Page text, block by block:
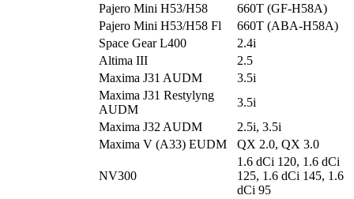
Pajero Mini H53/H58
660T (GF-H58A)
Pajero Mini H53/H58 Fl
660T (ABA-H58A)
Space Gear L400
2.4i
Altima III
2.5
Maxima J31 AUDM
3.5i
Maxima J31 Restylyng
AUDM
3.5i
Maxima J32 AUDM
2.5i, 3.5i
Maxima V (A33) EUDM
QX 2.0, QX 3.0
NV300
1.6 dCi 120, 1.6 dCi
125, 1.6 dCi 145, 1.6
dCi 95